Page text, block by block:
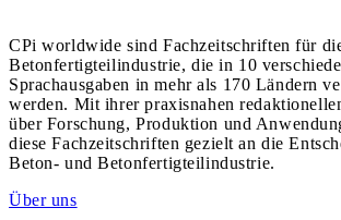
CPi worldwide sind Fachzeitschriften für
Betonfertigteilindustrie, die in 10
Sprachausgaben in mehr als 170 Ländern
werden. Mit ihrer praxisnahen
über Forschung, Produktion und
diese Fachzeitschriften gezielt an die
Beton- und Betonfertigteilindustrie.
Über uns